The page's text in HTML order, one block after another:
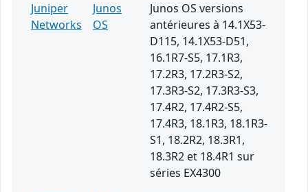
Juniper
Networks
Junos
OS
Junos OS versions
antérieures à 14.1X53-
D115, 14.1X53-D51,
16.1R7-S5, 17.1R3,
17.2R3, 17.2R3-S2,
17.3R3-S2, 17.3R3-S3,
17.4R2, 17.4R2-S5,
17.4R3, 18.1R3, 18.1R3-
S1, 18.2R2, 18.3R1,
18.3R2 et 18.4R1 sur
séries EX4300